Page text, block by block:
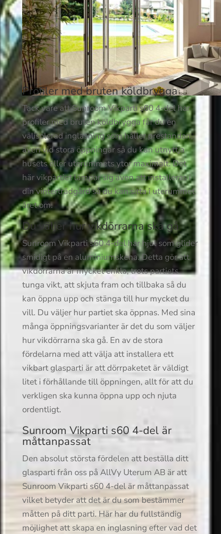
Profiler med bruten köldbrygga
Tack vare att Sunroom Vikparti s60 4-del har
profiler med bruten köldbrygga får du en
välisolerad inglasning som håller prestandan,
även vid stora öppningar så du kan utnyttja
husets eller uterummets ytor maximalt. Det
här vikpartiet lämpar sig även att installeras i
din vinterträdgård så du kan sitta i uterummet
året om.
Du väljer hur vikdörrarna ska gå
Sunroom Vikparti s60 4-del har hjul som glider
smidigt på en aluminiumskena. Detta gör att
vikdörrarna är mycket enkla, trots partiets
tunga vikt, att skjuta fram och tillbaka så du
kan öppna upp och stänga till hur mycket du
vill. Du väljer hur partiet ska öppnas. Med sina
många öppningsvarianter är det du som väljer
hur vikdörrarna ska gå. En av de stora
fördelarna med att välja att installera ett
vikbart glasparti är att dörrpaketet är väldigt
litet i förhållande till öppningen, allt för att du
verkligen ska kunna öppna upp och njuta
ordentligt.
Sunroom Vikparti s60 4-del är
måttanpassat
Den absolut största fördelen att beställa ditt
glasparti från oss på AllVy Uterum AB är att
Sunroom Vikparti s60 4-del är måttanpassat
vilket betyder att det är du som bestämmer
måtten på ditt parti. Här har du fullständig
möjlighet att skapa en inglasning efter vad det